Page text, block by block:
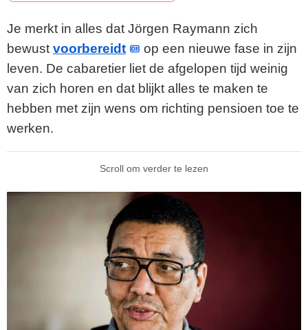
Je merkt in alles dat Jörgen Raymann zich
bewust voorbereidt
op een nieuwe fase in zijn
leven. De cabaretier liet de afgelopen tijd weinig
van zich horen en dat blijkt alles te maken te
hebben met zijn wens om richting pensioen toe te
werken.
Scroll om verder te lezen